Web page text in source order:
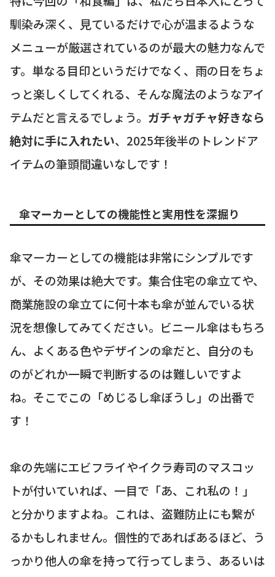
馴染み深く、見ているだけで心が温まるような
メニューが厳選されているのが最大の魅力なんで
す。単なる目印というだけでなく、雨の日をちょ
っと楽しくしてくれる、そんな魔法のようなアイ
テムだと言えるでしょう。 ガチャガチャ好きなら
絶対に手に入れたい、2025年後半のトレンドア
イテムの筆頭間違いなしです！
傘マーカーとしての機能性と実用性を深掘り
傘マーカーとしての機能は非常にシンプルです
が、その効果は絶大です。集合住宅の傘立てや、
商業施設の傘立てに何十本も傘が並んでいる状
況を想像してみてください。ビニール傘はもちろ
ん、よくある色やデザインの傘だと、自分のも
のがどれか一瞬で判断するのは難しいですよ
ね。そこでこの「めじるし傘ぼうし」の出番で
す！
傘の先端にエビフライやイクラ寿司のマスコッ
トが付いていれば、一目で「あ、これ私の！」
と分かりますよね。これは、盗難防止にも繋が
るかもしれません。個性的であればあるほど、う
っかり他人の傘を持って行ってしまう、あるいは